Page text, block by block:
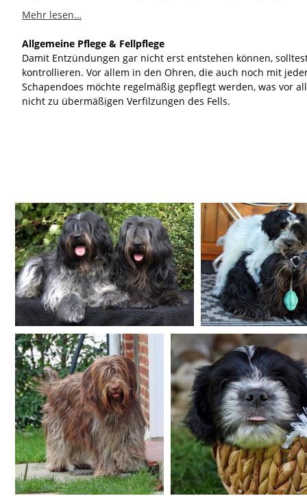
Mehr lesen…
Allgemeine Pflege & Fellpflege
Damit Entzündungen gar nicht erst entstehen können,
kontrollieren. Vor allem in den Ohren, die auch noch mit
Schapendoes möchte regelmäßig gepflegt werden, was vor
nicht zu übermäßigen Verfilzungen des Fells.